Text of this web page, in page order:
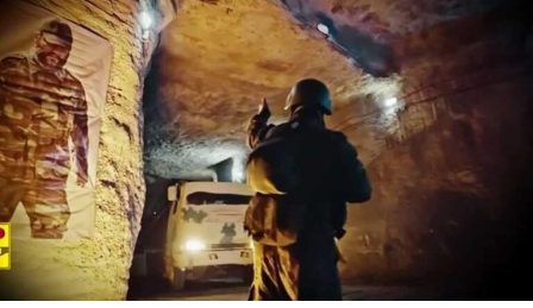
ملزمون بحسب العقد بالمعيار المتبع في البنك الدولي، وكل ثلاثة
اشهر يرسل تقرير مفصل بكل الانبعاثات، وكلها تشير الى اننا
ملتزمون بالمعايير الدولية. ومنذ عشرة ايام زارنا وفد من رؤساء
بلديات المنطقة ورأوا ان الانبعاثات الصادرة عن البواخر لم تكن
ظاهرة لهم مقارنة مع المعامل القديمة حولنا”. واشار الى ان
“125 لبنانيا يعملون على متن تلك البواخر، اضافة الى نحو 100
شركة لبنانية تقدم كل مستلزماتها”، واوضح ان “شركة كارادينيز
تنتج الكهرباء وتضعها على الشبكة الاساسية لكهرباء لبنان، وهي
بدورها توزعها على المناطق، وبعد وصول اسراء سلطان الى
منطقة الزوق أمنت بين 21 و 24 ساعة لأكثرية مناطق كسروان،
ولكن ما يحصل ان يكون هناك ضغط في احد الأحياء اكثر من